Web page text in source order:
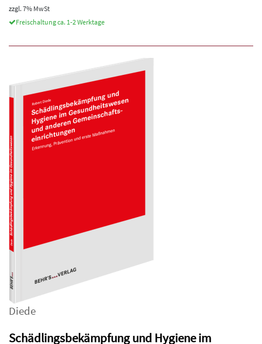
zzgl. 7% MwSt
Freischaltung ca. 1-2 Werktage
Diede
Schädlingsbekämpfung und Hygiene im